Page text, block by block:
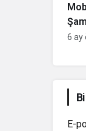
6 ay
E-